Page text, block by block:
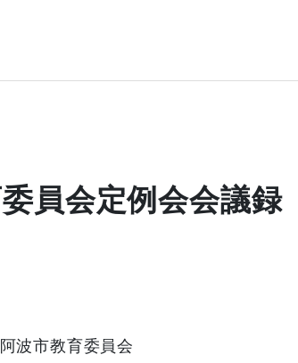
員会定例会会議録
波市教育委員会